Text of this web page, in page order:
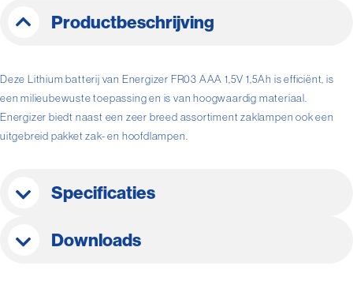
Productbeschrijving
Deze Lithium batterij van Energizer FR03 AAA 1,5V 1,5Ah is efficiënt, is
een milieubewuste toepassing en is van hoogwaardig materiaal.
Energizer biedt naast een zeer breed assortiment zaklampen ook een
uitgebreid pakket zak- en hoofdlampen.
Specificaties
Downloads